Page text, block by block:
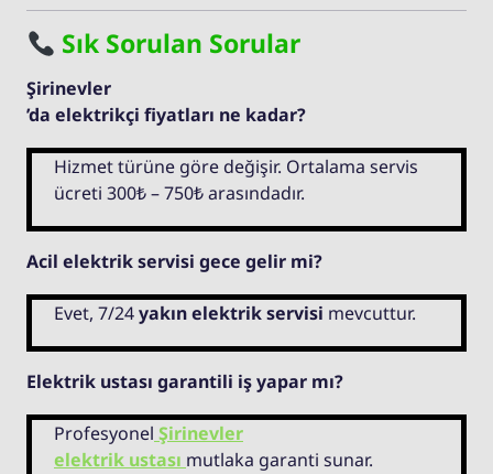
Sık Sorulan Sorular
Şirinevler
’da elektrikçi fiyatları ne kadar?
Hizmet türüne göre değişir. Ortalama servis
ücreti 300₺ – 750₺ arasındadır.
Acil elektrik servisi gece gelir mi?
Evet, 7/24yakın elektrik servisi mevcuttur.
Elektrik ustası garantili iş yapar mı?
Profesyonel Şirinevler
elektrik ustası mutlaka garanti sunar.